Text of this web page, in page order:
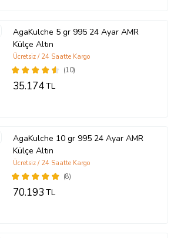
AgaKulche 5 gr 995 24 Ayar AMR
Külçe Altın
(10)
Ücretsiz / 24 Saatte Kargo
35.174TL
AgaKulche 10 gr 995 24 Ayar AMR
Külçe Altın
(8)
Ücretsiz / 24 Saatte Kargo
70.193TL